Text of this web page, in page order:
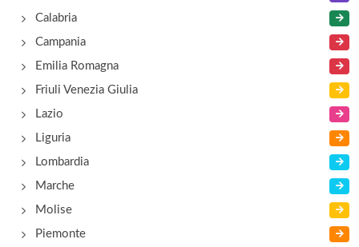
località Vigo di Ton , Vigo
Calabria
Campania
Emilia Romagna
Friuli Venezia Giulia
Lazio
Liguria
Lombardia
Marche
Molise
Piemonte